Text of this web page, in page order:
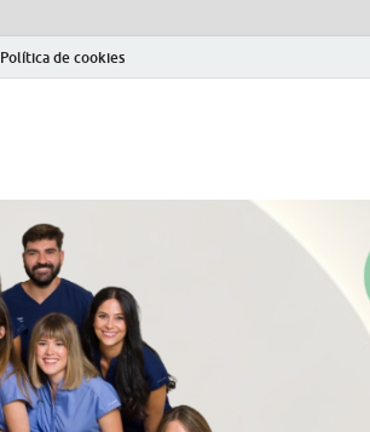
Política de cookies